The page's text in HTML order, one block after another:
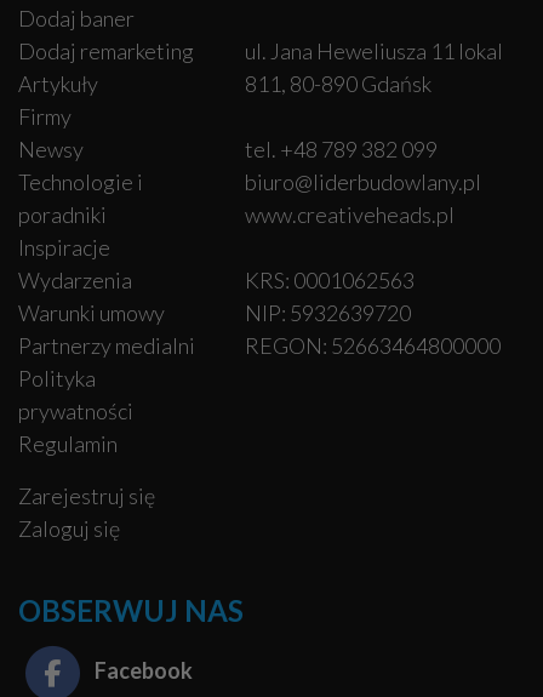
Dodaj baner
Dodaj remarketing
Artykuły
Firmy
Newsy
Technologie i
poradniki
Inspiracje
Wydarzenia
Warunki umowy
Partnerzy medialni
Polityka
prywatności
Regulamin
Zarejestruj się
Zaloguj się
ul. Jana Heweliusza 11 lokal
811, 80-890 Gdańsk
tel. +48 789 382 099
biuro@liderbudowlany.pl
www.creativeheads.pl
KRS: 0001062563
NIP: 5932639720
REGON: 52663464800000
OBSERWUJ NAS
Facebook